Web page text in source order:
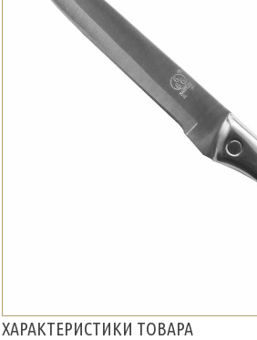
ХАРАКТЕРИСТИКИ ТОВАРА